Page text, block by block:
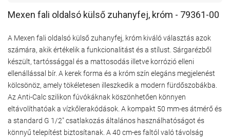
Mexen fali oldalsó külső zuhanyfej, króm - 79361-00
A Mexen fali oldalsó külső zuhanyfej, króm kiváló választás azok
számára, akik értékelik a funkcionalitást és a stílust. Sárgarézből
készült, tartóssággal és a mattosodás illetve korrózió elleni
ellenállással bír. A kerek forma és a króm szín elegáns megjelenést
kölcsönöz, amely tökéletesen illeszkedik a modern fürdőszobákba.
Az Anti-Calc szilikon fúvókáknak köszönhetően könnyen
eltávolíthatóak a vízkőlerakódások. A kompakt 50 mm-es átmérő és
a standard G 1/2" csatlakozás általános használhatóságot és
könnyű telepítést biztosítanak. A 40 cm-es faltól való távolság